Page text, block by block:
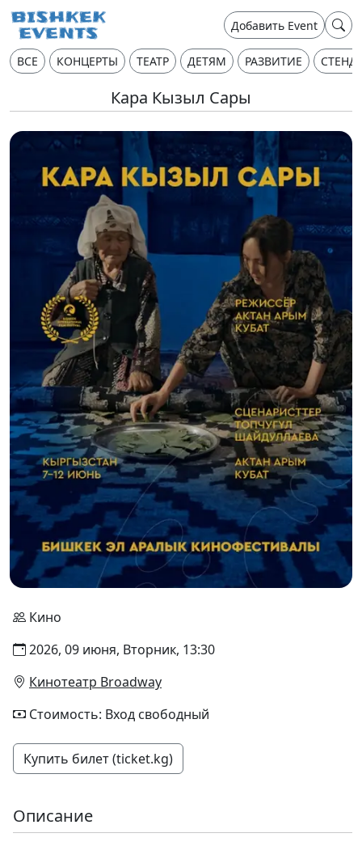
Добавить Event
ВСЕ КОНЦЕРТЫ ТЕАТР ДЕТЯМ РАЗВИТИЕ
Кара Кызыл Сары
Кино
2026, 09 июня, Вторник, 13:30
Кинотеатр Broadway
Стоимость: Вход свободный
Купить билет (ticket.kg)
Описание